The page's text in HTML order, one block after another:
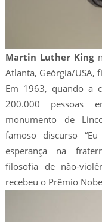
Martin Luther King
Atlanta, Geórgia/USA,
Em 1963, quando a
200.000 pessoas
monumento de
famoso discurso
esperança na
filosofia de não-
recebeu o Prêmio